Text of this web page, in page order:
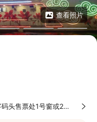
查看照片
头售票处1号窗或2号